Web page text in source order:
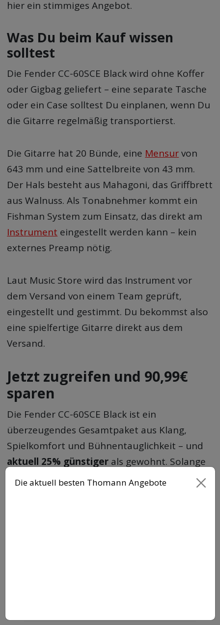
hier ein stimmiges Angebot.
Was Du beim Kauf wissen
solltest
Die Fender CC-60SCE Black wird ohne Koffer
oder Gigbag geliefert – eine separate Tasche
oder ein Case solltest Du einplanen, wenn Du
die Gitarre regelmäßig transportierst.
Die Gitarre hat 20 Bünde, eine Mensurvon
643 mm und eine Sattelbreite von 43 mm.
Der Hals besteht aus Mahagoni, das Griffbrett
aus Walnuss. Als Tonabnehmer kommt ein
Fishman System zum Einsatz, das direkt am
Instrument eingestellt werden kann – kein
externes Preamp nötig.
Laut Music Store wird das Instrument vor
dem Versand von einem Team geprüft,
eingestellt und gestimmt. Du bekommst also
eine spielfertige Gitarre direkt aus dem
Versand.
Jetzt zugreifen und 90,99€
sparen
Die Fender CC-60SCE Black ist ein
überzeugendes Gesamtpaket aus Klang,
Spielkomfort und Bühnentauglichkeit – und
aktuell 25% günstiger als gewohnt. Solange
das Angebot bei Music Store aktiv ist, lohnt
Die aktuell besten Thomann Angebote